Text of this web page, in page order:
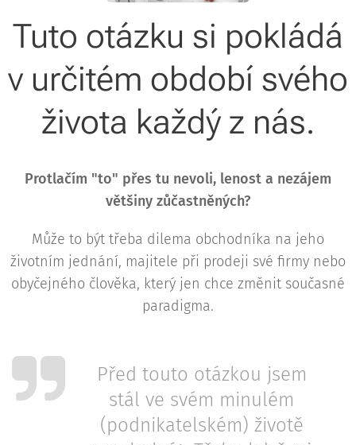
Tuto otázku si pokládá
v určitém období svého
života každý z nás.
Protlačím "to" přes tu nevoli, lenost a nezájem
většiny zůčastněných?
Může to být třeba dilema obchodníka na jeho
životním jednání, majitele při prodeji své firmy nebo
obyčejného člověka, který jen chce změnit současné
paradigma.
Před touto otázkou jsem
stál ve svém minulém
(podnikatelském) životě